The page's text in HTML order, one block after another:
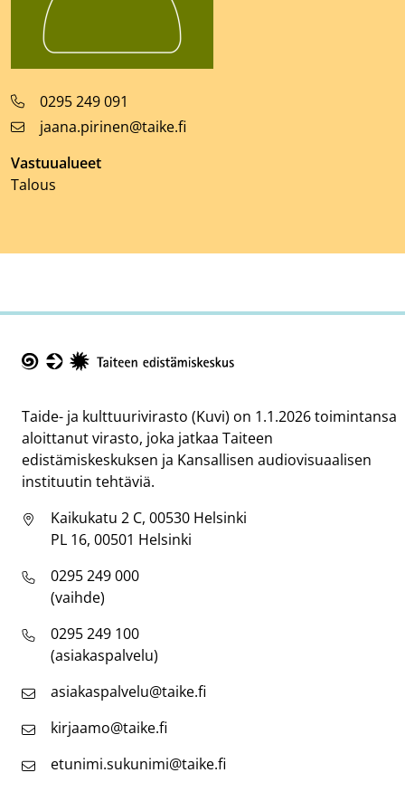
Puhelinnumero
0295 249 091
Sähköpostiosoite
jaana.pirinen@taike.fi
Vastuualueet
Talous
Taide- ja kulttuurivirasto (Kuvi) on 1.1.2026 toimintansa
aloittanut virasto, joka jatkaa Taiteen
edistämiskeskuksen ja Kansallisen audiovisuaalisen
instituutin tehtäviä.
Kaikukatu 2 C, 00530 Helsinki
PL 16, 00501 Helsinki
0295 249 000
(vaihde)
0295 249 100
(asiakaspalvelu)
asiakaspalvelu@taike.fi
kirjaamo@taike.fi
etunimi.sukunimi@taike.fi